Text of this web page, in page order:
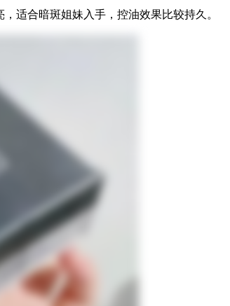
适合暗斑姐妹入手，控油效果比较持久。